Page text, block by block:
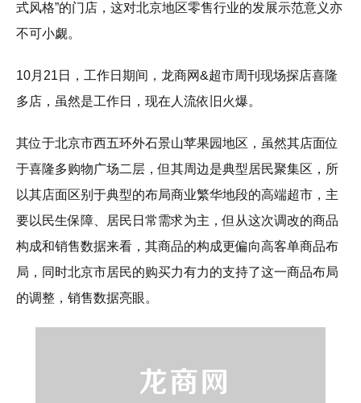
式风格”的门店，这对北京地区零售行业的发展示范意义亦
不可小觑。
10月21日，工作日期间，龙商网&超市周刊现场探店喜隆
多店，虽然是工作日，现在人流依旧火爆。
其位于北京市西五环外石景山苹果园地区，虽然其店面位
于喜隆多购物广场二层，但其周边是典型居民聚集区，所
以其店面区别于典型的布局商业繁华地段的高端超市，主
要以民生保障、居民日常需求为主，但从这次调改的商品
构成和销售数据来看，其商品的构成更偏向高客单商品布
局，同时北京市居民的购买力有力的支持了这一商品布局
的调整，销售数据亮眼。